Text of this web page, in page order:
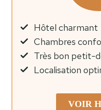
Hôtel charmant
Chambres
Très bon petit-
Localisation
VOIR